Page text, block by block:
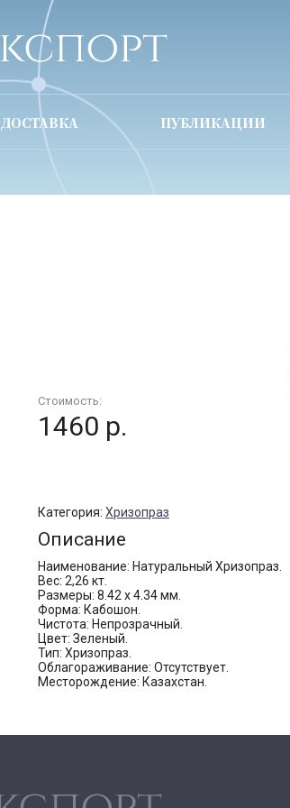
ДОСТАВКА ПУБЛИКАЦИИ
Стоимость:
1460 р.
Категория: Хризопраз
Описание
Наименование: Натуральный Хризопраз.
Вес: 2,26 кт.
Размеры: 8.42 х 4.34 мм.
Форма: Кабошон.
Чистота: Непрозрачный.
Цвет: Зеленый.
Тип: Хризопраз.
Облагораживание: Отсутствует.
Месторождение: Казахстан.